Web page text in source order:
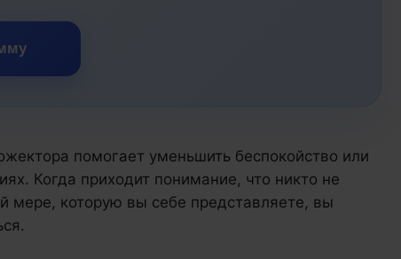
помогает уменьшить беспокойство или
Когда приходит понимание, что никто не
мере, которую вы себе представляете, вы